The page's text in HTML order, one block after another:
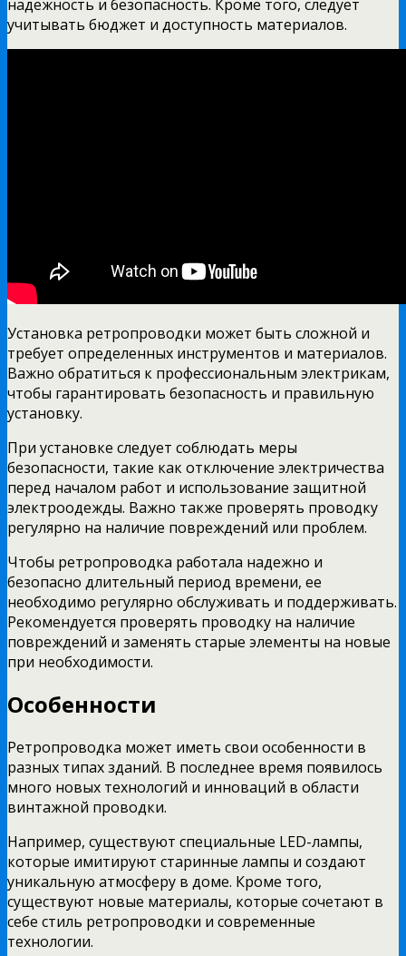
надежность и безопасность. Кроме того, следует
учитывать бюджет и доступность материалов.
Установка ретропроводки может быть сложной и
требует определенных инструментов и материалов.
Важно обратиться к профессиональным электрикам,
чтобы гарантировать безопасность и правильную
установку.
При установке следует соблюдать меры
безопасности, такие как отключение электричества
перед началом работ и использование защитной
электроодежды. Важно также проверять проводку
регулярно на наличие повреждений или проблем.
Чтобы ретропроводка работала надежно и
безопасно длительный период времени, ее
необходимо регулярно обслуживать и поддерживать.
Рекомендуется проверять проводку на наличие
повреждений и заменять старые элементы на новые
при необходимости.
Особенности
Ретропроводка может иметь свои особенности в
разных типах зданий. В последнее время появилось
много новых технологий и инноваций в области
винтажной проводки.
Например, существуют специальные LED-лампы,
которые имитируют старинные лампы и создают
уникальную атмосферу в доме. Кроме того,
существуют новые материалы, которые сочетают в
себе стиль ретропроводки и современные
технологии.